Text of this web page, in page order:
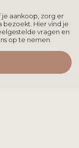
aankoop, zorg er
bezoekt. Hier vind je
vragen en
op te nemen.